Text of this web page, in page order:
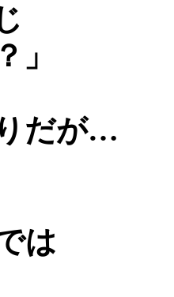
」
だが…
は